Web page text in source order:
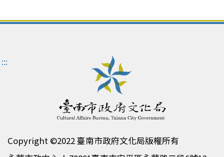
:::
Copyright ©2022 臺南市政府文化局版權所有